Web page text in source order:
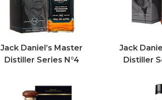
Jack Daniel’s Master
Distiller Series N°4
Jack
Distiller